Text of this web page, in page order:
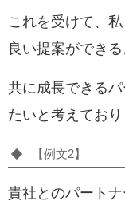
これを受けて、私
良い提案ができ
共に成長できる
たいと考えており
【例文2】
貴社とのパート